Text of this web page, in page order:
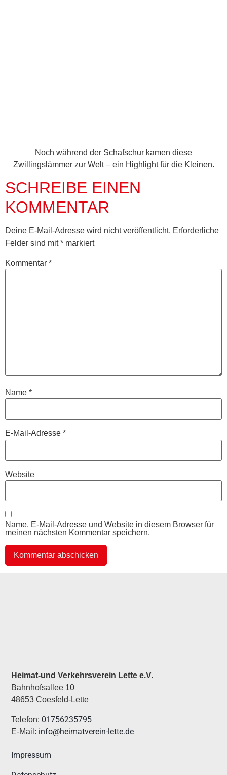
Noch während der Schafschur kamen diese
Zwillingslämmer zur Welt – ein Highlight für die Kleinen.
SCHREIBE EINEN
KOMMENTAR
Deine E-Mail-Adresse wird nicht veröffentlicht. Erforderliche
Felder sind mit* markiert
Kommentar *
Name *
E-Mail-Adresse *
Website
Name, E-Mail-Adresse und Website in diesem Browser für
meinen nächsten Kommentar speichern.
Heimat-und Verkehrsverein Lette e.V.
Bahnhofsallee 10
48653 Coesfeld-Lette
Telefon: 01756235795
E-Mail: info@heimatverein-lette.de
Impressum